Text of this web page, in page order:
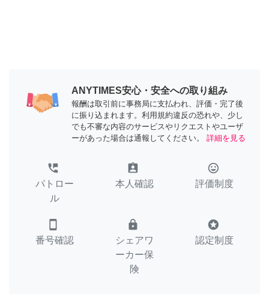
ANYTIMES安心・安全への取り組み
報酬は取引前に事務局に支払われ、評価・完了後
に振り込まれます。利用規約違反の恐れや、少し
でも不審な内容のサービスやリクエストやユーザ
ーがあった場合は通報してください。
詳細を見る
perm_phone_msg
パトロー
ル
assignment_ind
本人確認
tag_faces
評価制度
smartphone
番号確認
lock
シェアワ
ーカー保
険
stars
認定制度